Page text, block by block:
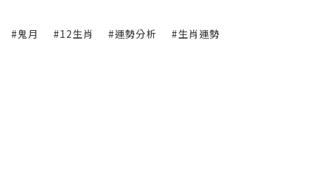
#鬼月 #12生肖 #運勢分析 #生肖運勢